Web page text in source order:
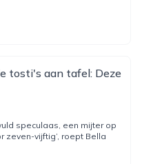
tosti's aan tafel: Deze
speculaas, een mijter op
zeven-vijftig’, roept Bella